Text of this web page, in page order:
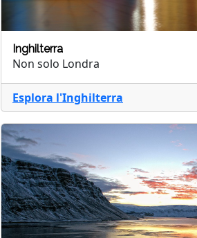
Inghilterra
Non solo Londra
Esplora l'Inghilterra